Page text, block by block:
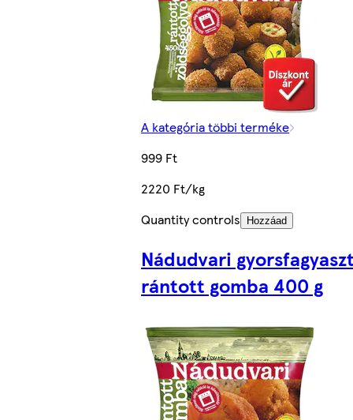
A kategória többi terméke
999 Ft
2220 Ft/kg
Quantity controls
Hozzáad
Nádudvari
rántott gomba 400 g